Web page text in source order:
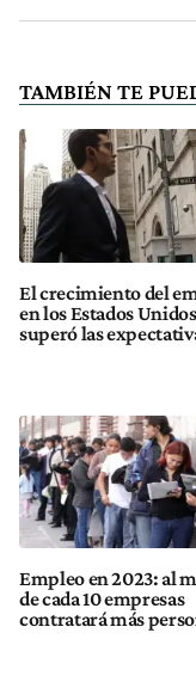
TAMBIÉN TE
El crecimiento del
en los Estados Unidos
superó las
Empleo en 2023: al
de cada 10 empresas
contratará más